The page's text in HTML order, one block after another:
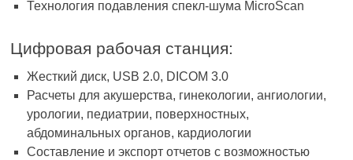
Технология подавления спекл-шума MicroScan
Цифровая рабочая станция:
Жесткий диск, USB 2.0, DICOM 3.0
Расчеты для акушерства, гинекологии, ангиологии,
урологии, педиатрии, поверхностных,
абдоминальных органов, кардиологии
Составление и экспорт отчетов с возможностью